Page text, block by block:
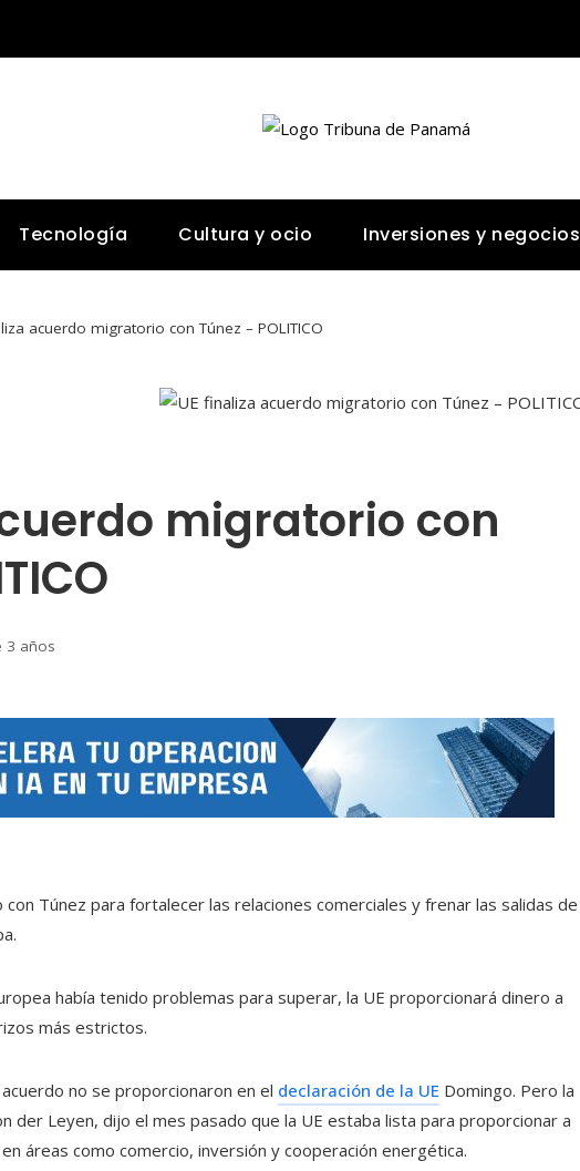
Tecnología Cultura y ocio Inversiones y negocios
acuerdo migratorio con Túnez – POLITICO
migratorio con
3 años
con Túnez para fortalecer las relaciones comerciales y frenar las salidas de
había tenido problemas para superar, la UE proporcionará dinero a
más estrictos.
no se proporcionaron en el declaración de la UE Domingo. Pero la
der Leyen, dijo el mes pasado que la UE estaba lista para proporcionar a
áreas como comercio, inversión y cooperación energética.